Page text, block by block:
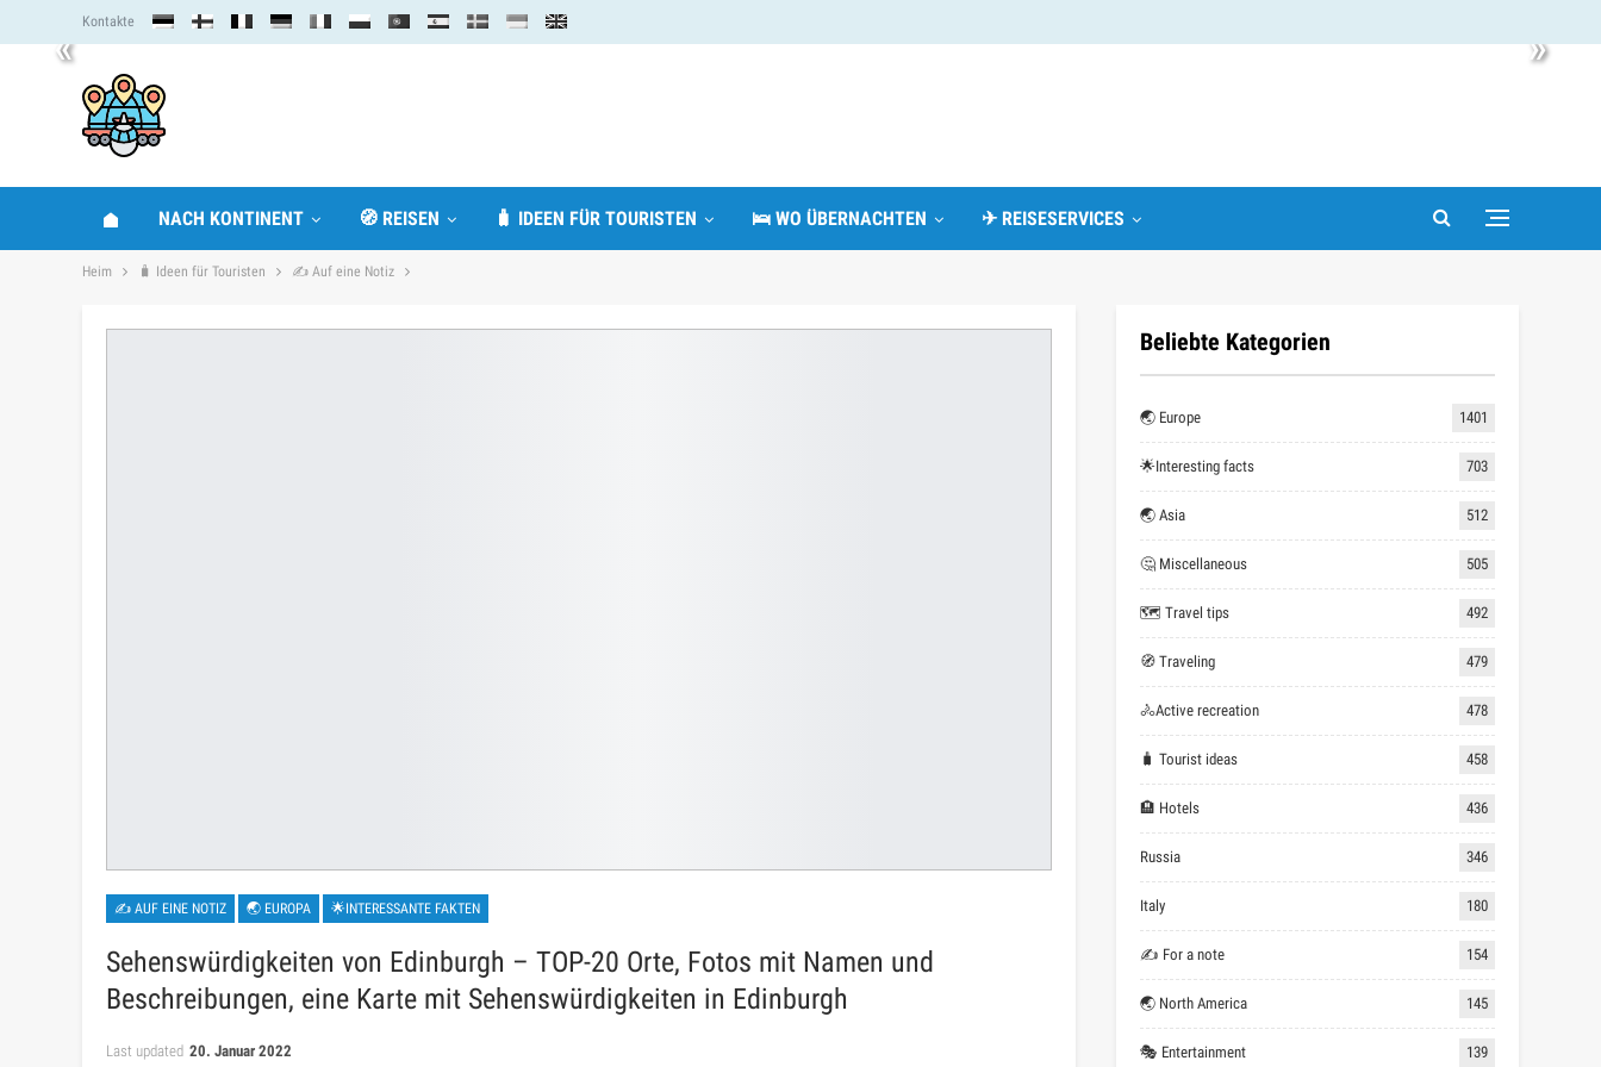
« »
Kontakte
NACH KONTINENT 🧭 REISEN 🧳 IDEEN FÜR TOURISTEN 🛌 WO ÜBERNACHTEN ✈ REISESERVICES
Heim 🧳 Ideen für Touristen ✍ Auf eine Notiz
✍ AUF EINE NOTIZ 🌏 EUROPA 🌟INTERESSANTE FAKTEN
Sehenswürdigkeiten von Edinburgh – TOP-20 Orte, Fotos mit Namen und
Beschreibungen, eine Karte mit Sehenswürdigkeiten in Edinburgh
Last updated 20. Januar 2022
Beliebte Kategorien
🌏 Europe 1401
🌟Interesting facts 703
🌏 Asia 512
🤔 Miscellaneous 505
🗺 Travel tips 492
🧭 Traveling 479
🚴Active recreation 478
🧳 Tourist ideas 458
🏨 Hotels 436
Russia 346
Italy 180
✍ For a note 154
🌏 North America 145
🎭 Entertainment 139